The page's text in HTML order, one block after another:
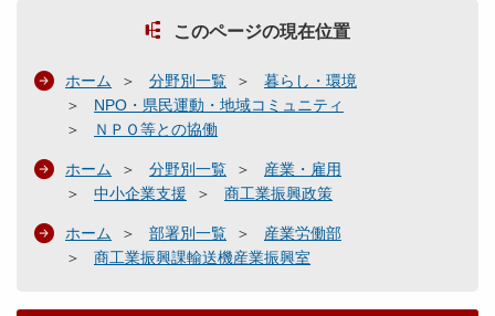
このページの現在位置
ホーム 分野別一覧
暮らし・環境
NPO・県民運動・地域コミュニティ
ＮＰＯ等との協働
ホーム 分野別一覧
産業・雇用
中小企業支援
商工業振興政策
ホーム 部署別一覧
産業労働部
商工業振興課輸送機産業振興室